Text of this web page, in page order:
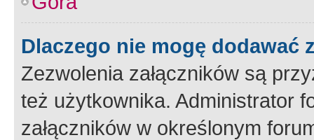
Dlaczego nie mogę dodawać
Zezwolenia załączników są
też użytkownika. Administrator
załączników w określonym